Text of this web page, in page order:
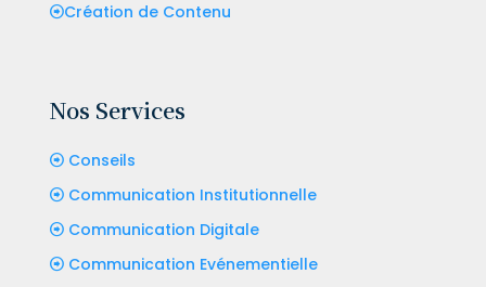
Création de Contenu
Nos Services
Conseils
Communication Institutionnelle
Communication Digitale
Communication Evénementielle